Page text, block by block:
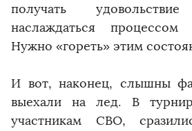
получать
наслаждаться
Нужно «гореть» этим
И вот, наконец, слышны
выехали на лед. В
участникам СВО,